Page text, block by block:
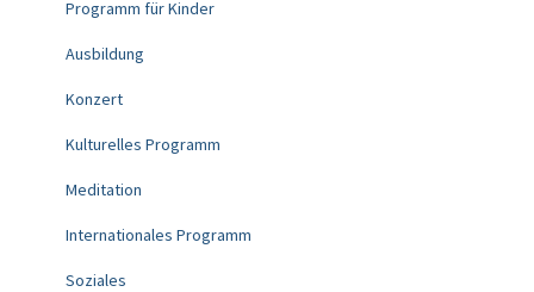
Programm für Kinder
Ausbildung
Konzert
Kulturelles Programm
Meditation
Internationales Programm
Soziales